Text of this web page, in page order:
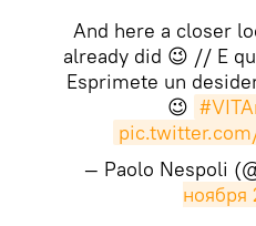
And here a closer
already did 😉 // E
Esprimete un
😉
— Paolo Nespoli
ноября